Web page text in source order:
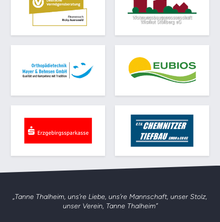
„Tanne Thalheim, uns’re Liebe, uns’re Mannschaft, unser Stolz,
unser Verein, Tanne Thalheim”